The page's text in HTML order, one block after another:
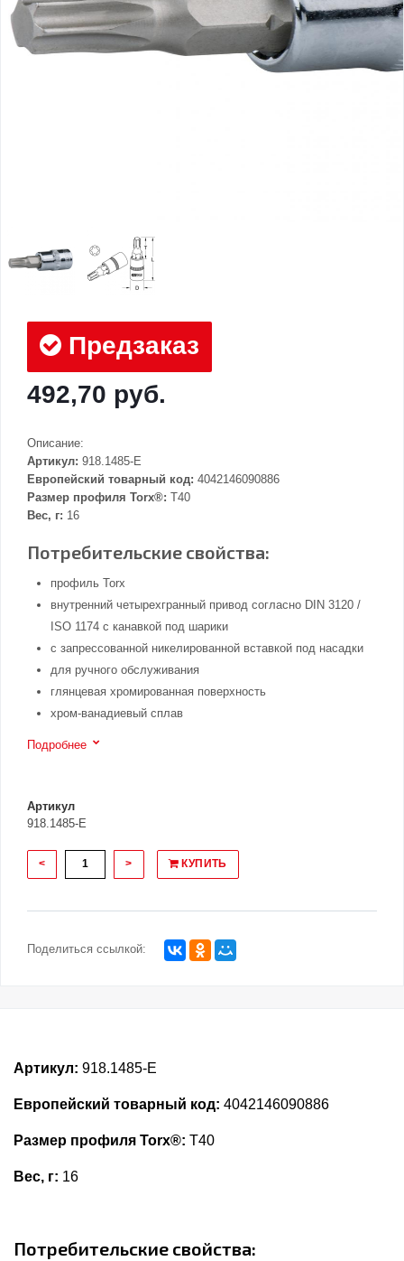
Предзаказ
492,70 руб.
Описание:
Артикул: 918.1485-E
Европейский товарный код: 4042146090886
Размер профиля Torx®: T40
Вес, г: 16
Потребительские свойства:
профиль Torx
внутренний четырехгранный привод согласно DIN 3120 /
ISO 1174 с канавкой под шарики
с запрессованной никелированной вставкой под насадки
для ручного обслуживания
глянцевая хромированная поверхность
хром-ванадиевый сплав
Подробнее
Артикул
918.1485-E
< > КУПИТЬ
Поделиться ссылкой:
Артикул: 918.1485-E
Европейский товарный код: 4042146090886
Размер профиля Torx®: T40
Вес, г: 16
Потребительские свойства: